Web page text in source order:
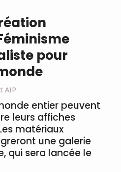
pour
AIP
entier peuvent
leurs affiches
matériaux
une galerie
qui sera lancée le